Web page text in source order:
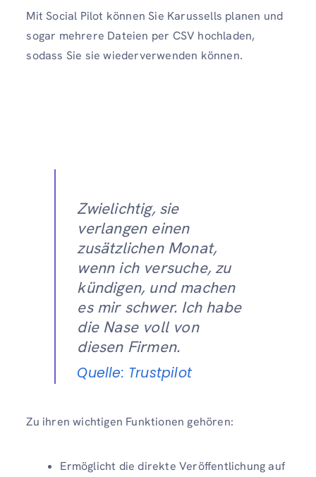
Mit Social Pilot können Sie Karussells planen und
sogar mehrere Dateien per CSV hochladen,
sodass Sie sie wiederverwenden können.
Zwielichtig, sie
verlangen einen
zusätzlichen Monat,
wenn ich versuche, zu
kündigen, und machen
es mir schwer. Ich habe
die Nase voll von
diesen Firmen.
Quelle: Trustpilot
Zu ihren wichtigen Funktionen gehören:
Ermöglicht die direkte Veröffentlichung auf